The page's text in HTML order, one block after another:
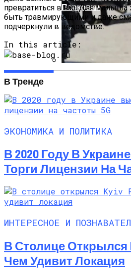
Обстановки
Парковки
превратиться в час. Для малыша
быть травмирующими и даже
подчеркнули в ведомстве.
In this article:
В Тренде
ЭКОНОМИКА И ПОЛИТИКА
В 2020 Году В
Торги Лицензии На
ИНТЕРЕСНОЕ И
В Столице Открылся
Чем Удивит Локация